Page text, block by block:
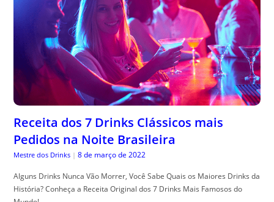
Receita dos 7 Drinks Clássicos mais
Pedidos na Noite Brasileira
Mestre dos Drinks | 8 de março de 2022
Alguns Drinks Nunca Vão Morrer, Você Sabe Quais os Maiores Drinks da
História? Conheça a Receita Original dos 7 Drinks Mais Famosos do